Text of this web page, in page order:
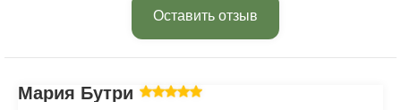
Оставить отзыв
Мария Бутрим